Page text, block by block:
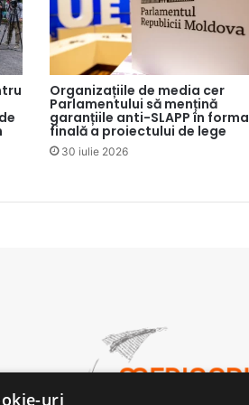
Organizațiile de media cer
Parlamentului să mențină
garanțiile anti-SLAPP în forma
finală a proiectului de lege
30 iulie 2026
uri